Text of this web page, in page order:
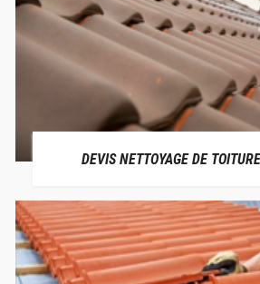
DEVIS NETTOYAGE DE